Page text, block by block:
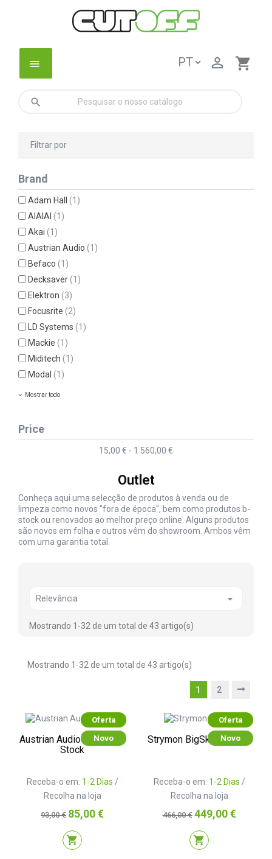
menu shopping_cart

search
Filtrar por
Brand
Adam Hall(1)
AIAIAI(1)
Akai(1)
Austrian Audio(1)
Befaco(1)
Decksaver(1)
Elektron(3)
Focusrite(2)
LD Systems(1)
Mackie(1)
Miditech(1)
Modal(1)
Mostrar todo
Price
15,00 € - 1 560,00 €
Outlet
Conheça aqui uma selecção de produtos à venda ou de
limpeza como novos "fora de época", bem como produtos b-
stock ou renovados ao melhor preço online. Alguns produtos
são novos em folha e outros vêm do showroom. Ambos vêm
com uma garantia total.
Relevância 
Mostrando 1-32 de um total de 43 artigo(s)
Mostrando 1-32 de um total de 43 artigo(s)
1 2
Oferta
Novo
Austrian Audio Hi-X15 B-
Stock
Receba-o em: 1-2 Dias /
Recolha na loja
Preço
normal
93,00 € Preço
85,00 €
shopping_cart
Oferta
Novo
Strymon BigSky B-Stock
Receba-o em: 1-2 Dias /
Recolha na loja
Preço
normal
466,00 € Preço
449,00 €
shopping_cart